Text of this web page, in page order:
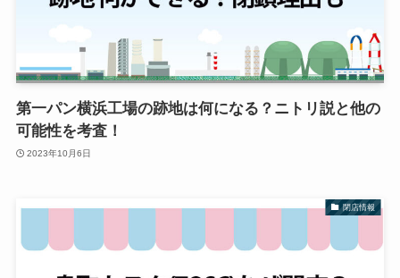
第一パン横浜工場の跡地は何になる？ニトリ説と他の
可能性を考査！
2023年10月6日
閉店情報